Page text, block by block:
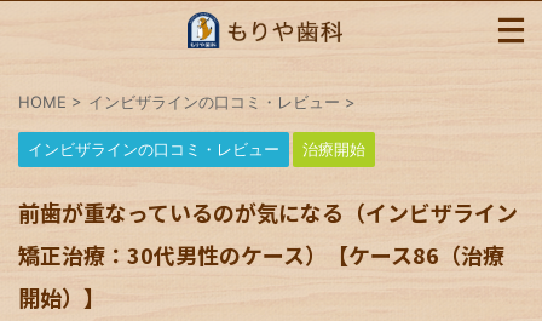
HOME > インビザラインの口コミ・レビュー >
インビザラインの口コミ・レビュー 治療開始
前歯が重なっているのが気になる（インビザライン
矯正治療：30代男性のケース）【ケース86（治療
開始）】